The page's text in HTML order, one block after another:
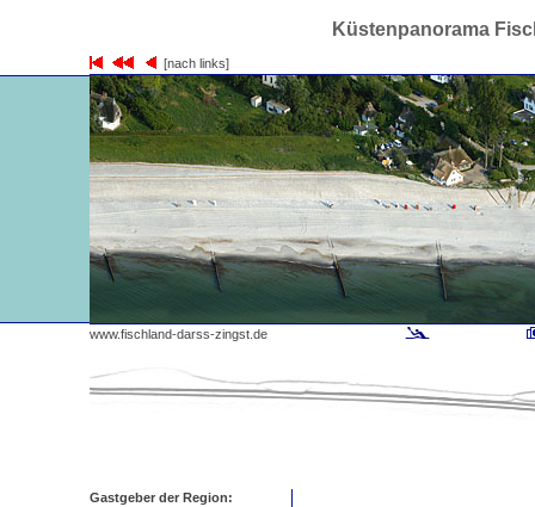
Küstenpanorama
[nach links]
www.fischland-darss-zingst.de
Gastgeber der Region: